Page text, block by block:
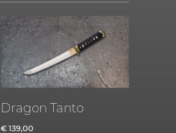
Dragon Tanto
€139,00